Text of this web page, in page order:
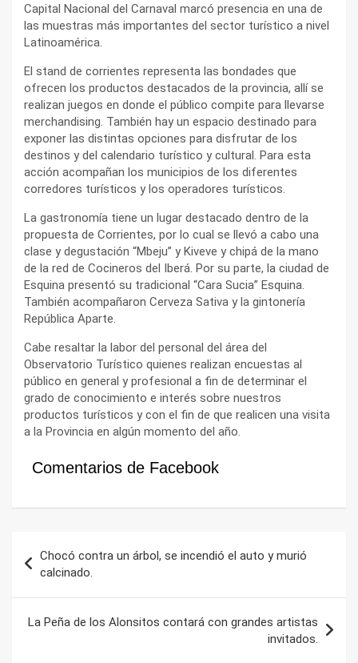
Capital Nacional del Carnaval marcó presencia en una de
las muestras más importantes del sector turístico a nivel
Latinoamérica.
El stand de corrientes representa las bondades que
ofrecen los productos destacados de la provincia, allí se
realizan juegos en donde el público compite para llevarse
merchandising. También hay un espacio destinado para
exponer las distintas opciones para disfrutar de los
destinos y del calendario turístico y cultural. Para esta
acción acompañan los municipios de los diferentes
corredores turísticos y los operadores turísticos.
La gastronomía tiene un lugar destacado dentro de la
propuesta de Corrientes, por lo cual se llevó a cabo una
clase y degustación “Mbeju” y Kiveve y chipá de la mano
de la red de Cocineros del Iberá. Por su parte, la ciudad de
Esquina presentó su tradicional “Cara Sucia” Esquina.
También acompañaron Cerveza Sativa y la gintonería
República Aparte.
Cabe resaltar la labor del personal del área del
Observatorio Turístico quienes realizan encuestas al
público en general y profesional a fin de determinar el
grado de conocimiento e interés sobre nuestros
productos turísticos y con el fin de que realicen una visita
a la Provincia en algún momento del año.
Comentarios de Facebook
de
entradas
Chocó contra un árbol, se incendió el auto y murió
calcinado.
La Peña de los Alonsitos contará con grandes artistas
invitados.